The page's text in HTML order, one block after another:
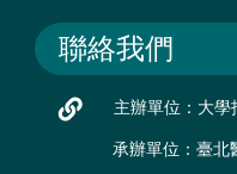
聯絡我們
主辦單位：大學
承辦單位：臺北